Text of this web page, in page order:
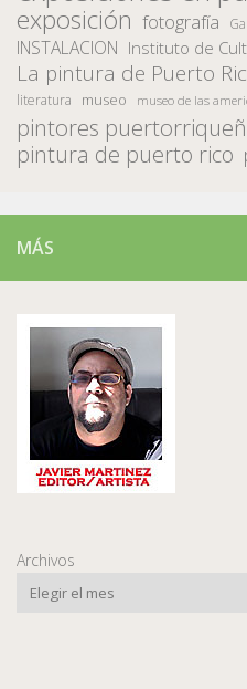
exposición fotografía
INSTALACION Instituto de
La pintura de Puerto
literatura museo museo de las
pintores
pintura de puerto rico
MÁS
Archivos